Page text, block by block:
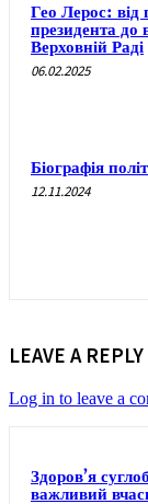
Гео Лерос: від
президента до
Верховній Раді
06.02.2025
Біографія
12.11.2024
LEAVE A REPLY
Log in to leave a
Здоров’я
важливий